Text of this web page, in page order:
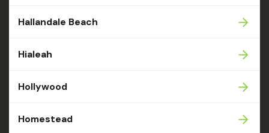
Hallandale Beach
Hialeah
Hollywood
Homestead